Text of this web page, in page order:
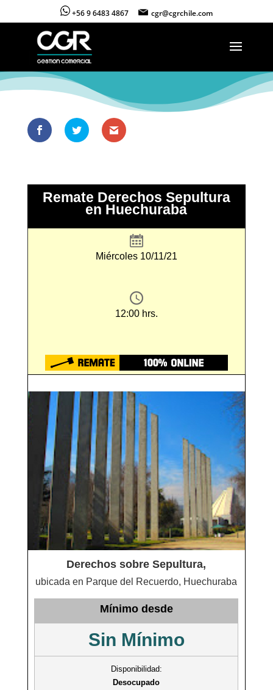
+56 9 6483 4867 cgr@cgrchile.com
Remate Derechos Sepultura
en Huechuraba
Miércoles 10/11/21
12:00 hrs.
Derechos sobre Sepultura,
ubicada en Parque del Recuerdo, Huechuraba
Mínimo desde
Sin Mínimo
Disponibilidad:
Desocupado